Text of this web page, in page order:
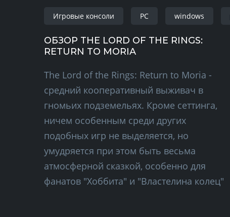
Игровые консоли PC windows
ОБЗОР THE LORD OF THE RINGS:
RETURN TO MORIA
The Lord of the Rings: Return to Moria -
средний кооперативный выживач в
гномьих подземельях. Кроме сеттинга,
ничем особенным среди других
подобных игр не выделяется, но
умудряется при этом быть весьма
атмосферной сказкой, особенно для
фанатов "Хоббита" и "Властелина колец"